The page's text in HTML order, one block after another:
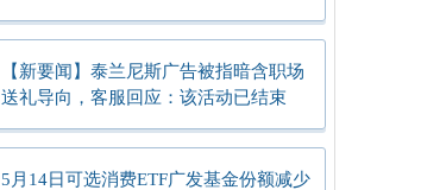
职资格 今日热文
【新要闻】泰兰尼斯广告被指暗含职场
送礼导向，客服回应：该活动已结束
5月14日可选消费ETF广发基金份额减少